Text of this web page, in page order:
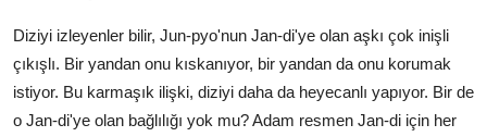
Diziyi izleyenler bilir, Jun-pyo'nun Jan-di'ye olan aşkı çok inişli
çıkışlı. Bir yandan onu kıskanıyor, bir yandan da onu korumak
istiyor. Bu karmaşık ilişki, diziyi daha da heyecanlı yapıyor. Bir de
o Jan-di'ye olan bağlılığı yok mu? Adam resmen Jan-di için her